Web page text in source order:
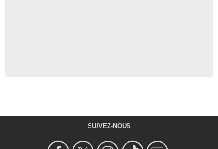
SUIVEZ-NOUS